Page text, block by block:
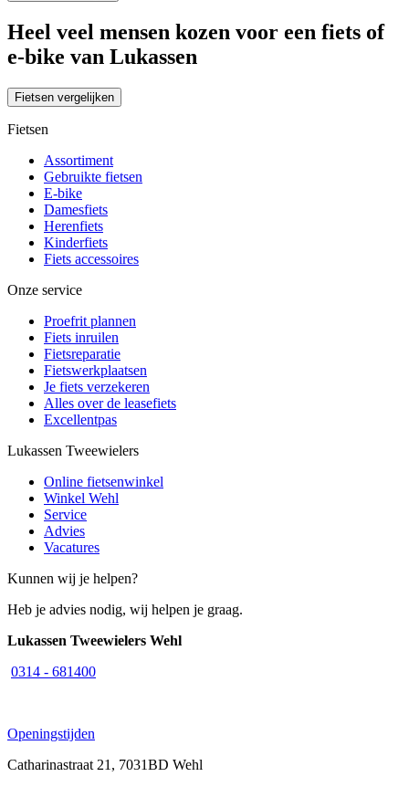
Heel veel mensen kozen voor een fiets of
e-bike van Lukassen
Fietsen vergelijken
Fietsen
Assortiment
Gebruikte fietsen
E-bike
Damesfiets
Herenfiets
Kinderfiets
Fiets accessoires
Onze service
Proefrit plannen
Fiets inruilen
Fietsreparatie
Fietswerkplaatsen
Je fiets verzekeren
Alles over de leasefiets
Excellentpas
Lukassen Tweewielers
Online fietsenwinkel
Winkel Wehl
Service
Advies
Vacatures
Kunnen wij je helpen?
Heb je advies nodig, wij helpen je graag.
Lukassen Tweewielers Wehl
0314 - 681400
Openingstijden
Catharinastraat 21, 7031BD Wehl